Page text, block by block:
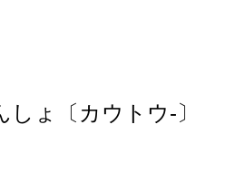
ょ〔カウトウ‐〕